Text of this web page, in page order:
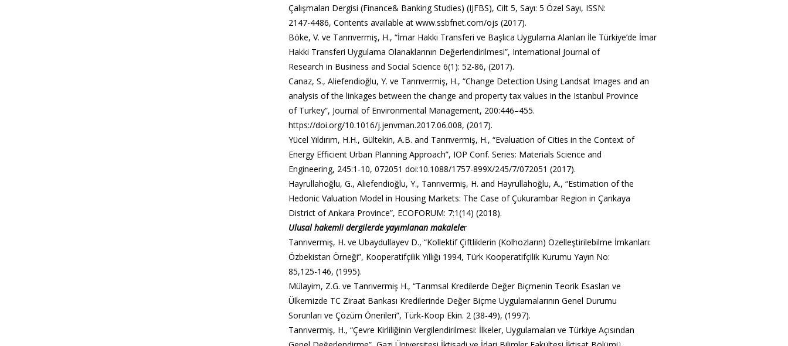
Çalışmaları Dergisi (Finance& Banking Studies) (IJFBS), Cilt 5, Sayı: 5 Özel Sayı, ISSN:
2147-4486, Contents available at www.ssbfnet.com/ojs (2017).
Böke, V. ve Tanrıvermiş, H., “İmar Hakkı Transferi ve Başlıca Uygulama Alanları İle Türkiye’de İmar
Hakki Transferi Uygulama Olanaklarının Değerlendirilmesi”, International Journal of
Research in Business and Social Science 6(1): 52-86, (2017).
Canaz, S., Aliefendioğlu, Y. ve Tanrıvermiş, H., “Change Detection Using Landsat Images and an
analysis of the linkages between the change and property tax values in the Istanbul Province
of Turkey”, Journal of Environmental Management, 200:446–455.
https://doi.org/10.1016/j.jenvman.2017.06.008, (2017).
Yücel Yıldırım, H.H., Gültekin, A.B. and Tanrıvermiş, H., “Evaluation of Cities in the Context of
Energy Efficient Urban Planning Approach”, IOP Conf. Series: Materials Science and
Engineering, 245:1-10, 072051 doi:10.1088/1757-899X/245/7/072051 (2017).
Hayrullahoğlu, G., Aliefendioğlu, Y., Tanrıvermiş, H. and Hayrullahoğlu, A., “Estimation of the
Hedonic Valuation Model in Housing Markets: The Case of Çukurambar Region in Çankaya
District of Ankara Province”, ECOFORUM: 7:1(14) (2018).
Ulusal hakemli dergilerde yayımlanan makaleler
Tanrıvermiş, H. ve Ubaydullayev D., “Kollektif Çiftliklerin (Kolhozların) Özelleştirilebilme İmkanları:
Özbekistan Örneği”, Kooperatifçilik Yıllığı 1994, Türk Kooperatifçilik Kurumu Yayın No:
85,125-146, (1995).
Mülayim, Z.G. ve Tanrıvermiş H., “Tarımsal Kredilerde Değer Biçmenin Teorik Esasları ve
Ülkemizde TC Ziraat Bankası Kredilerinde Değer Biçme Uygulamalarının Genel Durumu
Sorunları ve Çözüm Önerileri”, Türk-Koop Ekin. 2 (38-49), (1997).
Tanrıvermiş, H., “Çevre Kirliliğinin Vergilendirilmesi: İlkeler, Uygulamaları ve Türkiye Açısından